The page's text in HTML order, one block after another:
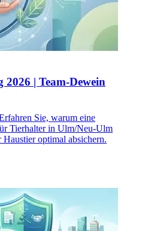
| Team-Dewein
Sie, warum eine
Tierhalter in Ulm/Neu-Ulm
optimal absichern.